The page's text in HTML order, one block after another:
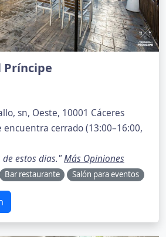
Príncipe
sn, Oeste, 10001 Cáceres
encuentra cerrado (13:00–16:00,
de estos dias."Más Opiniones
Bar restaurante Salón para eventos